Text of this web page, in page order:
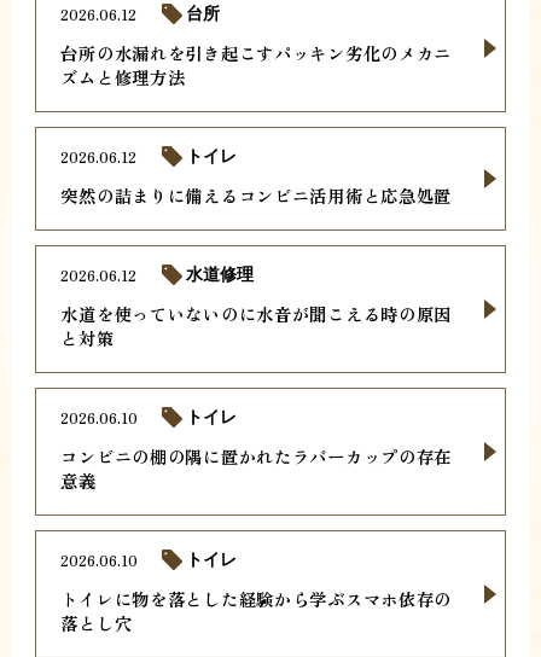
台所の水漏れを引き起こすパッキン劣化のメカニ
ズムと修理方法
2026.06.12 台所
突然の詰まりに備えるコンビニ活用術と応急処置
2026.06.12 トイレ
水道を使っていないのに水音が聞こえる時の原因
と対策
2026.06.12 水道修理
コンビニの棚の隅に置かれたラバーカップの存在
意義
2026.06.10 トイレ
トイレに物を落とした経験から学ぶスマホ依存の
落とし穴
2026.06.10 トイレ